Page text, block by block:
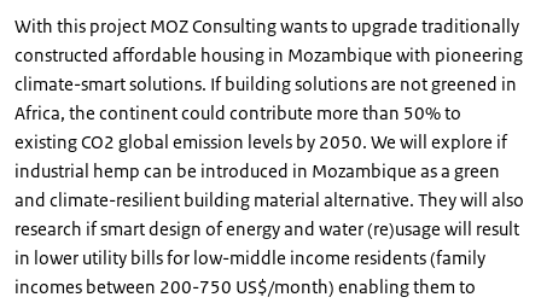
With this project MOZ Consulting wants to upgrade traditionally
constructed affordable housing in Mozambique with pioneering
climate-smart solutions. If building solutions are not greened in
Africa, the continent could contribute more than 50% to
existing CO2 global emission levels by 2050. We will explore if
industrial hemp can be introduced in Mozambique as a green
and climate-resilient building material alternative. They will also
research if smart design of energy and water (re)usage will result
in lower utility bills for low-middle income residents (family
incomes between 200-750 US$/month) enabling them to